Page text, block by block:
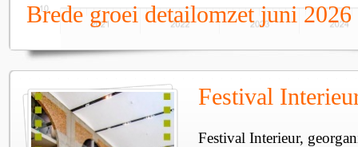
Brede groei detailomzet juni 2026
Festival
Festival Interieur,